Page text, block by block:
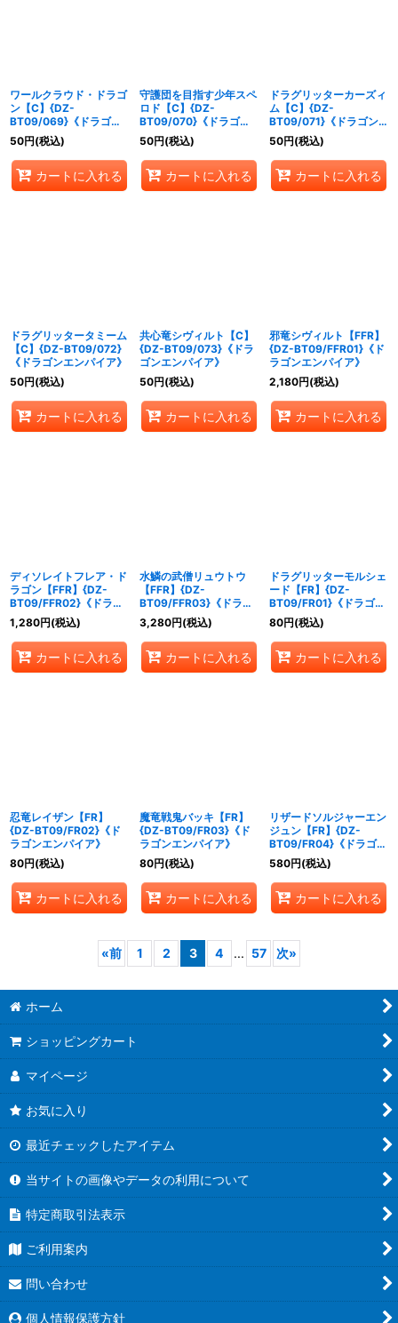
ワールクラウド・ドラゴ
ン【C】{DZ-
BT09/069}《ドラゴン
エンパイア》
50円(税込)
カートに入れる
守護団を目指す少年スペ
ロド【C】{DZ-
BT09/070}《ドラゴン
エンパイア》
50円(税込)
カートに入れる
ドラグリッターカーズィ
ム【C】{DZ-
BT09/071}《ドラゴン
エンパイア》
50円(税込)
カートに入れる
ドラグリッタータミーム
【C】{DZ-BT09/072}
《ドラゴンエンパイア》
50円(税込)
カートに入れる
共心竜シヴィルト【C】
{DZ-BT09/073}《ドラ
ゴンエンパイア》
50円(税込)
カートに入れる
邪竜シヴィルト【FFR】
{DZ-BT09/FFR01}《ド
ラゴンエンパイア》
2,180円(税込)
カートに入れる
ディソレイトフレア・ド
ラゴン【FFR】{DZ-
BT09/FFR02}《ドラゴ
ンエンパイア》
1,280円(税込)
カートに入れる
水鱗の武僧リュウトウ
【FFR】{DZ-
BT09/FFR03}《ドラゴ
ンエンパイア》
3,280円(税込)
カートに入れる
ドラグリッターモルシェ
ード【FR】{DZ-
BT09/FR01}《ドラゴン
エンパイア》
80円(税込)
カートに入れる
忍竜レイザン【FR】
{DZ-BT09/FR02}《ド
ラゴンエンパイア》
80円(税込)
カートに入れる
魔竜戦鬼バッキ【FR】
{DZ-BT09/FR03}《ド
ラゴンエンパイア》
80円(税込)
カートに入れる
リザードソルジャーエン
ジュン【FR】{DZ-
BT09/FR04}《ドラゴン
エンパイア》
580円(税込)
カートに入れる
«前 1 2 3 4 ... 57 次»
ホーム
ショッピングカート
マイページ
お気に入り
最近チェックしたアイテム
当サイトの画像やデータの利用について
特定商取引法表示
ご利用案内
問い合わせ
個人情報保護方針